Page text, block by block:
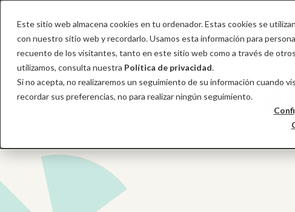
Este sitio web almacena cookies en tu ordenador. Estas cookies se
con nuestro sitio web y recordarlo. Usamos esta información para
recuento de los visitantes, tanto en este sitio web como a través de
utilizamos, consulta nuestra Política de privacidad.
Si no acepta, no realizaremos un seguimiento de su información cuando
recordar sus preferencias, no para realizar ningún seguimiento.
INICIO